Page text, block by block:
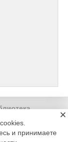
и принимаете
×